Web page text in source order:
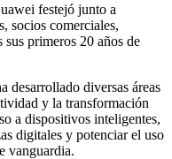
festejó junto a
socios comerciales,
sus primeros 20 años de
desarrollado diversas áreas
y la transformación
a dispositivos inteligentes,
digitales y potenciar el uso
vanguardia.